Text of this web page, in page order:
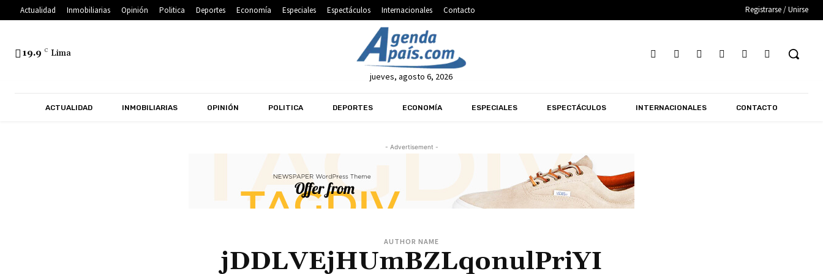
Actualidad Inmobiliarias Opinión Politica Deportes Economía Especiales Espectáculos Internacionales Contacto Registrarse / Unirse
19.9 C Lima
jueves, agosto 6, 2026
ACTUALIDAD INMOBILIARIAS OPINIÓN POLITICA DEPORTES ECONOMÍA ESPECIALES ESPECTÁCULOS INTERNACIONALES CONTACTO
- Advertisement -
AUTHOR NAME
jDDLVEjHUmBZLqonulPriYI